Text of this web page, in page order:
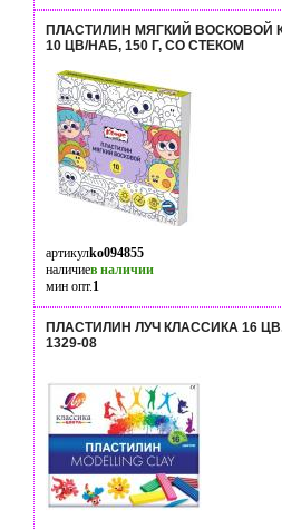
ПЛАСТИЛИН МЯГКИЙ ВОСКОВОЙ
10 ЦВ/НАБ, 150 Г, СО СТЕКОМ
артикулko094855
наличиев наличии
мин опт.1
ПЛАСТИЛИН ЛУЧ КЛАССИКА 16
1329-08